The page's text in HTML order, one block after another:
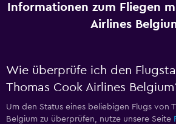
Informationen zum Fliegen
Airlines
Wie überprüfe ich den
Thomas Cook Airlines
Um den Status eines beliebigen Flugs von
Belgium zu überprüfen, nutze unsere Seite